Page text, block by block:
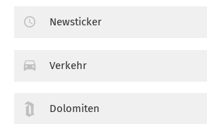
Newsticker
Verkehr
Dolomiten